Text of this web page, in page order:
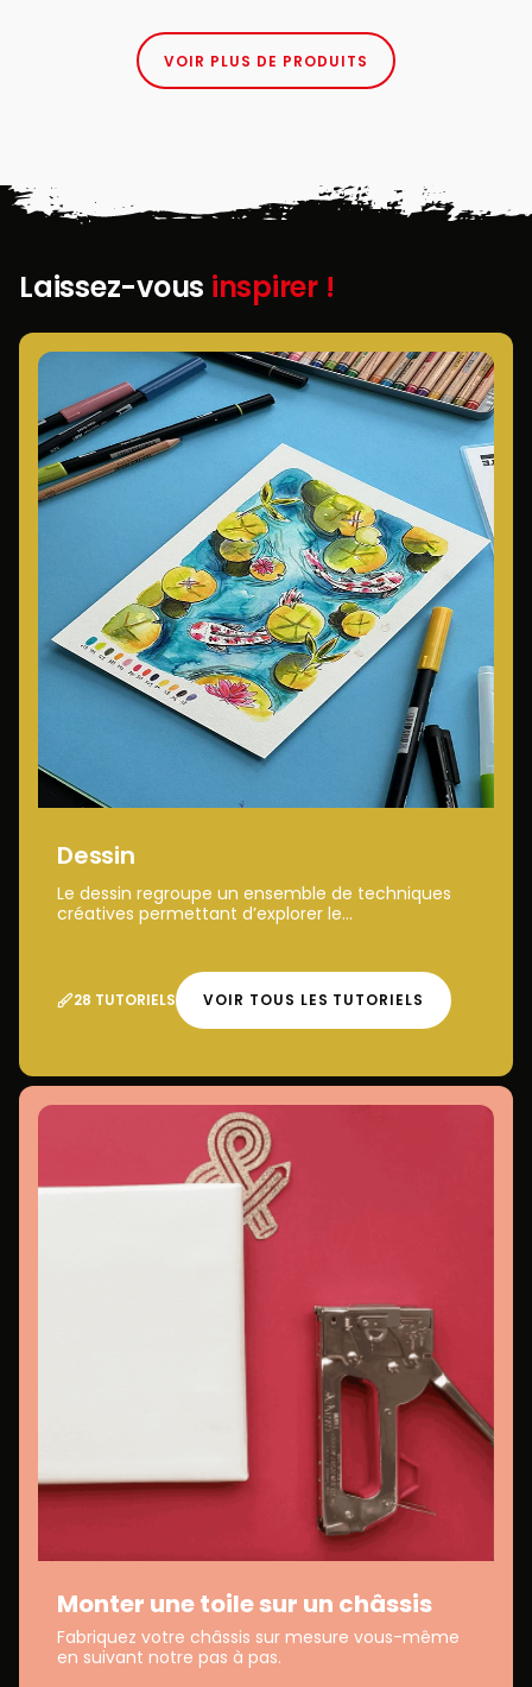
VOIR PLUS DE PRODUITS
Laissez-vous inspirer !
Dessin
Le dessin regroupe un ensemble de techniques
créatives permettant d’explorer le...
28 TUTORIELS VOIR TOUS LES TUTORIELS
Monter une toile sur un châssis
Fabriquez votre châssis sur mesure vous-même
en suivant notre pas à pas.